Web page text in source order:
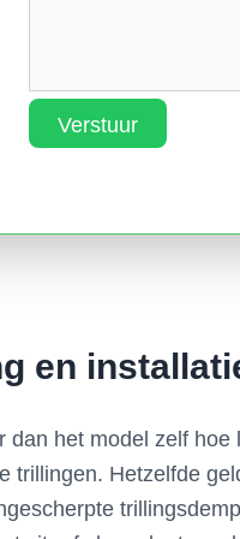
Verstuur
en
het model zelf
trillingen. Hetzelfde